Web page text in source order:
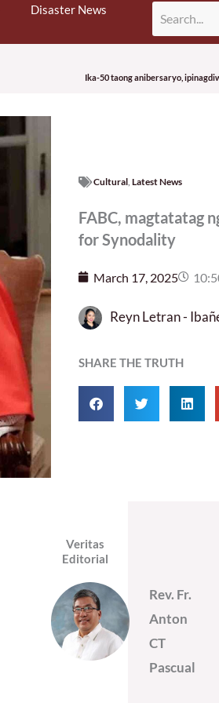
Disaster News
Ika-50 taong anibersaryo,
Cultural, Latest News
FABC, magtatatag
for Synodality
March 17, 2025
Reyn Letran -
SHARE THE TRUTH
Veritas
Editorial
Rev. Fr.
Anton
CT
Pascual